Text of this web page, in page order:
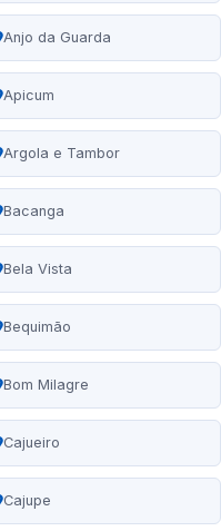
Anjo da Guarda
Apicum
Argola e Tambor
Bacanga
Bela Vista
Bequimão
Bom Milagre
Cajueiro
Cajupe